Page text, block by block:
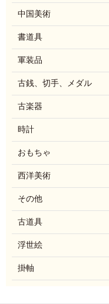
中国美術
書道具
軍装品
古銭、切手、メダル
古楽器
時計
おもちゃ
西洋美術
その他
古道具
浮世絵
掛軸